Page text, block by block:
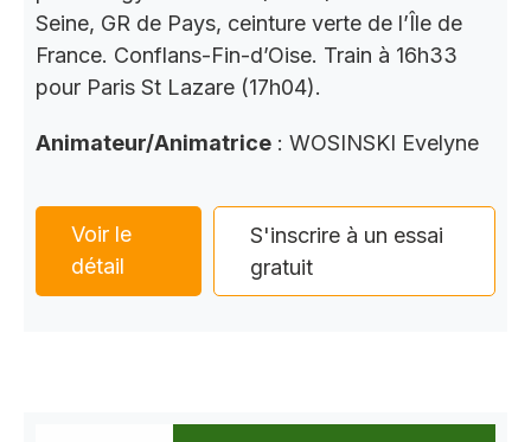
Seine, GR de Pays, ceinture verte de l’Île de
France. Conflans-Fin-d’Oise. Train à 16h33
pour Paris St Lazare (17h04).
Animateur/Animatrice : WOSINSKI Evelyne
Voir le
détail
S'inscrire à un essai
gratuit